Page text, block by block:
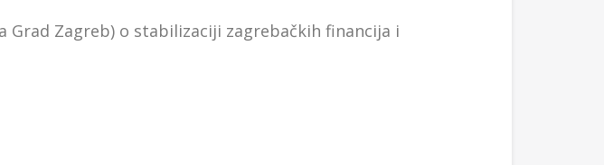
Zagreb) o stabilizaciji zagrebačkih financija i